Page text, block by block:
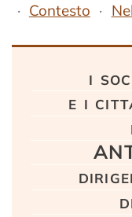
Contesto
i
e i